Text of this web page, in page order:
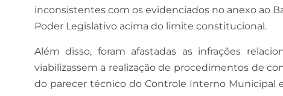
inconsistentes com os evidenciados no anexo ao
Poder Legislativo acima do limite constitucional.
Além disso, foram afastadas as infrações
viabilizassem a realização de procedimentos de
do parecer técnico do Controle Interno Municipal